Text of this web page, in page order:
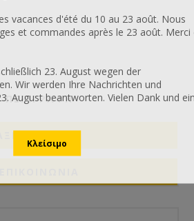
ΠΕΡΙΓΡΑΦΗ
vacances d'été du 10 au 23 août. Nous
et commandes après le 23 août. Merci
23. August wegen der
Wir werden Ihre Nachrichten und
August beantworten. Vielen Dank und